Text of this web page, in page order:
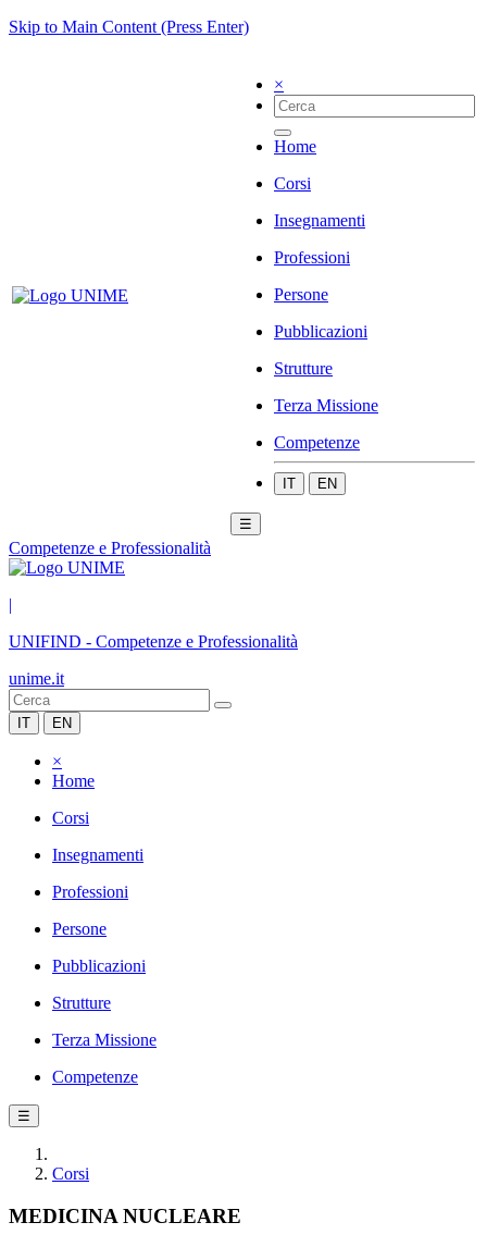
Skip to Main Content (Press Enter)
×
Home
Corsi
Insegnamenti
Professioni
Persone
Pubblicazioni
Strutture
Terza Missione
Competenze
IT EN
☰
Competenze e Professionalità
|
UNIFIND - Competenze e Professionalità
unime.it
IT EN
×
Home
Corsi
Insegnamenti
Professioni
Persone
Pubblicazioni
Strutture
Terza Missione
Competenze
☰
Corsi
MEDICINA NUCLEARE